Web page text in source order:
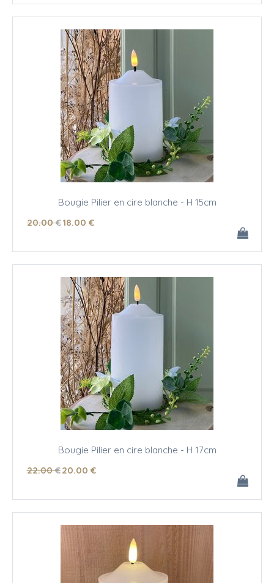
Bougie Pilier en cire blanche - H 15cm
20.00 €18.00 €
Bougie Pilier en cire blanche - H 17cm
22.00 €20.00 €